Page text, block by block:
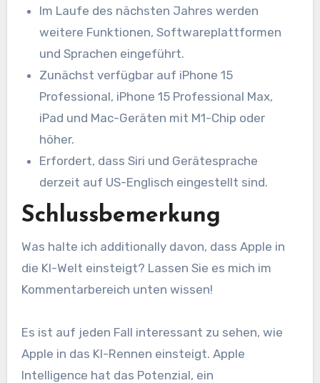
Im Laufe des nächsten Jahres werden
weitere Funktionen, Softwareplattformen
und Sprachen eingeführt.
Zunächst verfügbar auf iPhone 15
Professional, iPhone 15 Professional Max,
iPad und Mac-Geräten mit M1-Chip oder
höher.
Erfordert, dass Siri und Gerätesprache
derzeit auf US-Englisch eingestellt sind.
Schlussbemerkung
Was halte ich additionally davon, dass Apple in
die KI-Welt einsteigt? Lassen Sie es mich im
Kommentarbereich unten wissen!
Es ist auf jeden Fall interessant zu sehen, wie
Apple in das KI-Rennen einsteigt. Apple
Intelligence hat das Potenzial, ein